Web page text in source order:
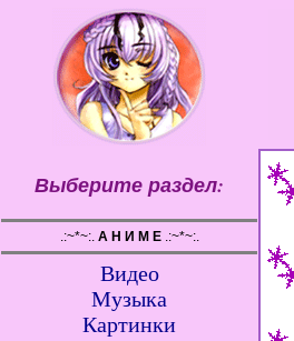
Выберите раздел:
.:~*~:. А Н И М Е.:~*~:.
Видео
Музыка
Картинки